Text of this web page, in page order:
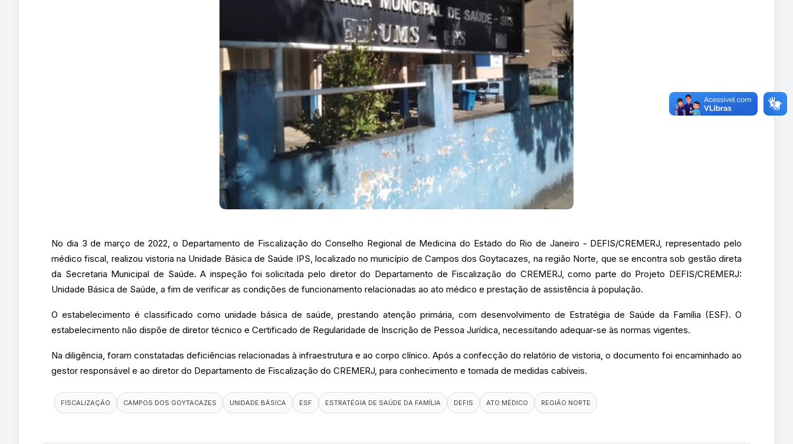
No dia 3 de março de 2022, o Departamento de Fiscalização do Conselho Regional de Medicina do Estado do Rio de Janeiro - DEFIS/CREMERJ, representado pelo
médico fiscal, realizou vistoria na Unidade Básica de Saúde IPS, localizado no município de Campos dos Goytacazes, na região Norte, que se encontra sob gestão direta
da Secretaria Municipal de Saúde. A inspeção foi solicitada pelo diretor do Departamento de Fiscalização do CREMERJ, como parte do Projeto DEFIS/CREMERJ:
Unidade Básica de Saúde, a fim de verificar as condições de funcionamento relacionadas ao ato médico e prestação de assistência à população.
O estabelecimento é classificado como unidade básica de saúde, prestando atenção primária, com desenvolvimento de Estratégia de Saúde da Família (ESF). O
estabelecimento não dispõe de diretor técnico e Certificado de Regularidade de Inscrição de Pessoa Jurídica, necessitando adequar-se às normas vigentes.
Na diligência, foram constatadas deficiências relacionadas à infraestrutura e ao corpo clínico. Após a confecção do relatório de vistoria, o documento foi encaminhado ao
gestor responsável e ao diretor do Departamento de Fiscalização do CREMERJ, para conhecimento e tomada de medidas cabíveis.
FISCALIZAÇÃO CAMPOS DOS GOYTACAZES UNIDADE BÁSICA ESF ESTRATÉGIA DE SAÚDE DA FAMÍLIA DEFIS ATO MÉDICO REGIÃO NORTE